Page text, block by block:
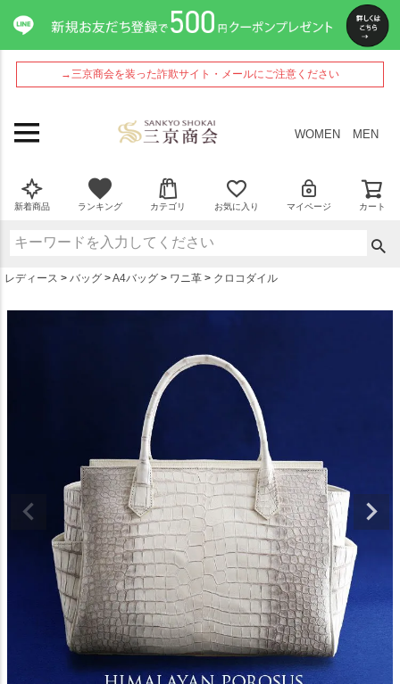
→三京商会を装った詐欺サイト・メールにご注意ください
WOMEN MEN
新着商品 ランキング カテゴリ お気に入り マイページ カート
レディース バッグ A4バッグ ワニ革 クロコダイル
ペー
ジト
ップ
へ